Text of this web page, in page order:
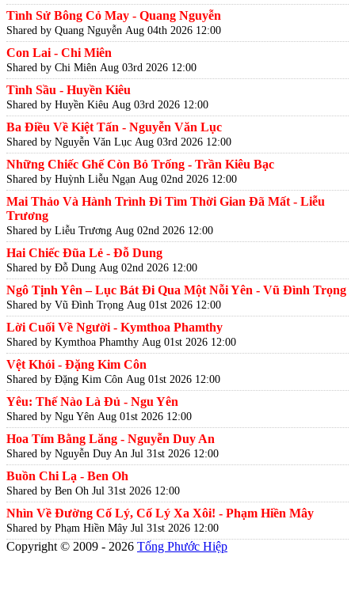
Tình Sử Bông Cỏ May - Quang Nguyễn
Shared by Quang Nguyễn Aug 04th 2026 12:00
Con Lai - Chi Miên
Shared by Chi Miên Aug 03rd 2026 12:00
Tình Sầu - Huyền Kiêu
Shared by Huyền Kiêu Aug 03rd 2026 12:00
Ba Điều Về Kiệt Tấn - Nguyễn Văn Lục
Shared by Nguyễn Văn Lục Aug 03rd 2026 12:00
Những Chiếc Ghế Còn Bỏ Trống - Trần Kiêu Bạc
Shared by Huỳnh Liễu Ngạn Aug 02nd 2026 12:00
Mai Thảo Và Hành Trình Đi Tìm Thời Gian Đã Mất - Liễu
Trương
Shared by Liễu Trương Aug 02nd 2026 12:00
Hai Chiếc Đũa Lẻ - Đỗ Dung
Shared by Đỗ Dung Aug 02nd 2026 12:00
Ngô Tịnh Yên – Lục Bát Đi Qua Một Nỗi Yên - Vũ Đình Trọng
Shared by Vũ Đình Trọng Aug 01st 2026 12:00
Lời Cuối Về Người - Kymthoa Phamthy
Shared by Kymthoa Phamthy Aug 01st 2026 12:00
Vệt Khói - Đặng Kim Côn
Shared by Đặng Kim Côn Aug 01st 2026 12:00
Yêu: Thế Nào Là Đủ - Ngu Yên
Shared by Ngu Yên Aug 01st 2026 12:00
Hoa Tím Bằng Lăng - Nguyễn Duy An
Shared by Nguyễn Duy An Jul 31st 2026 12:00
Buồn Chi Lạ - Ben Oh
Shared by Ben Oh Jul 31st 2026 12:00
Nhìn Về Đường Cố Lý, Cố Lý Xa Xôi! - Phạm Hiền Mây
Shared by Phạm Hiền Mây Jul 31st 2026 12:00
Copyright © 2009 - 2026 Tống Phước Hiệp